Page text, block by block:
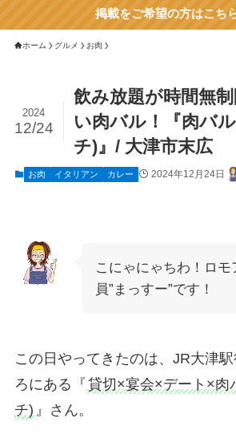
掲載をご希望の方はこち
ホーム グルメ お肉
飲み放題が時間無
い肉バル！『肉バ
チ)』/ 大津市末広
2024
12/24
お肉 イタリアン カレー 2024年12月24日
こにゃにゃちわ！ロモ
員”まっすー”です！
この日やってきたのは、JR大津
ろにある『 貸切×宴会×デート×肉
チ) 』さん。